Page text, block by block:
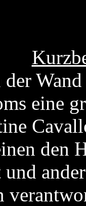
der
eine
den
und